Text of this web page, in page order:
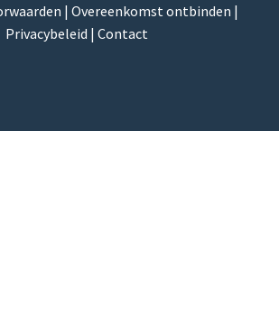
| Overeenkomst ontbinden |
Privacybeleid | Contact